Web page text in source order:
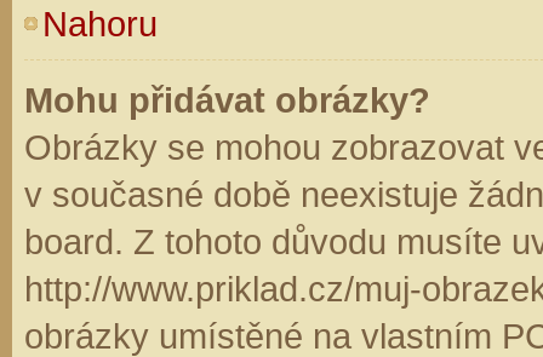
Nahoru
Mohu přidávat obrázky?
Obrázky se mohou zobrazovat
v současné době neexistuje
board. Z tohoto důvodu musíte
http://www.priklad.cz/muj-
obrázky umístěné na vlastním